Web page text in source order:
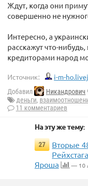
Ждут, когда они
совершенно не
Интересно, а
расскажут что-
кредиторами народ
Источник: i-m-
Добавил Никандрович
деньги,
11 комментариев
На эту же тему:
27
Вторые
Яроша
— 10